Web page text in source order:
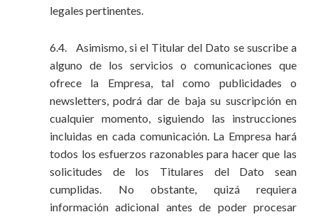
legales pertinentes.
6.4. Asimismo, si el Titular del Dato se suscribe a
alguno de los servicios o comunicaciones que
ofrece la Empresa, tal como publicidades o
newsletters, podrá dar de baja su suscripción en
cualquier momento, siguiendo las instrucciones
incluidas en cada comunicación. La Empresa hará
todos los esfuerzos razonables para hacer que las
solicitudes de los Titulares del Dato sean
cumplidas. No obstante, quizá requiera
información adicional antes de poder procesar